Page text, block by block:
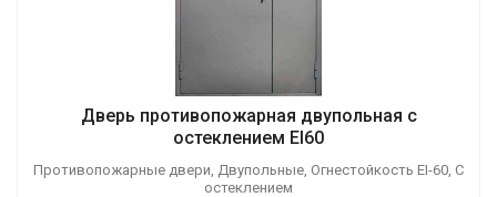
Дверь противопожарная двупольная с
остеклением EI60
Противопожарные двери, Двупольные, Огнестойкость EI-60, С
остеклением